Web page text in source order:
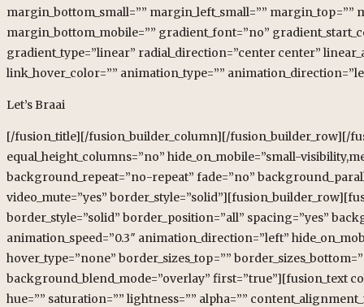
margin_bottom_small=”” margin_left_small=””
margin_bottom_mobile=”” gradient_font=”no”
gradient_type=”linear” radial_direction=”center center”
link_hover_color=”” animation_type=””
Let’s Braai
[/fusion_title][/fusion_builder_column][/fusion_builder_row][/
equal_height_columns=”no” hide_on_mobile=”small-
background_repeat=”no-repeat” fade=”no”
video_mute=”yes”
border_style=”solid” border_position=”all” spacing=”yes”
animation_speed=”0.3″ animation_direction=”left”
hover_type=”none” border_sizes_top=””
background_blend_mode=”overlay” first=”true”][fusion_text
hue=”” saturation=”” lightness=”” alpha=””